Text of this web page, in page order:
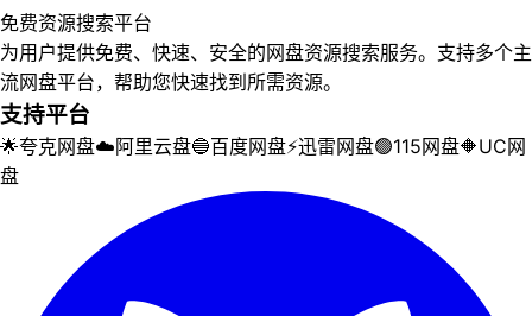
免费资源搜索平台
为用户提供免费、快速、安全的网盘资源搜索服务。支持多个主
流网盘平台，帮助您快速找到所需资源。
支持平台
🌟夸克网盘☁️阿里云盘🔵百度网盘⚡迅雷网盘🟢115网盘🔶UC网
盘